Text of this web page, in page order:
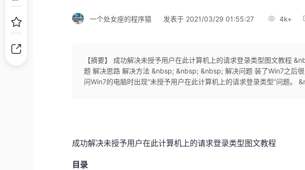
一个处女座的程序猿 发表于 2021/03/29 01:55:27 4k+
【摘要】 成功解决未授予用户在此计算机上的请求登录类型图文教程
题 解决思路 解决方法 &nbsp; &nbsp; &nbsp; 解决问题 装了Win7之后
问Win7的电脑时出现“未授予用户在此计算机上的请求登录类型”问题。
成功解决未授予用户在此计算机上的请求登录类型图文教程
目录